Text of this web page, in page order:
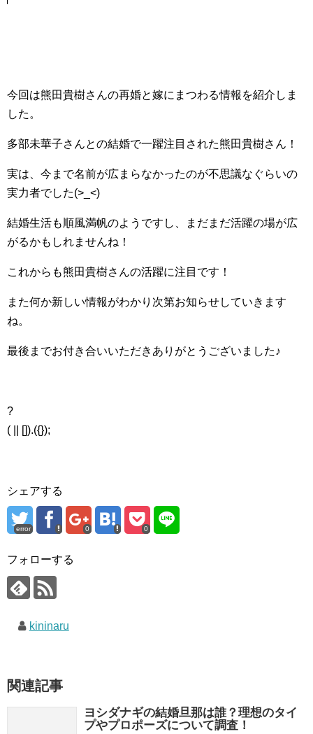
今回は熊田貴樹さんの再婚と嫁にまつわる情報を紹介しま
した。
多部未華子さんとの結婚で一躍注目された熊田貴樹さん！
実は、今まで名前が広まらなかったのが不思議なぐらいの
実力者でした(>_<)
結婚生活も順風満帆のようですし、まだまだ活躍の場が広
がるかもしれませんね！
これからも熊田貴樹さんの活躍に注目です！
また何か新しい情報がわかり次第お知らせしていきます
ね。
最後までお付き合いいただきありがとうございました♪
?
( || []).({});
シェアする
error 0 0
フォローする
kininaru
関連記事
ヨシダナギの結婚旦那は誰？理想のタイ
プやプロポーズについて調査！